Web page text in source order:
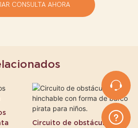
CONSULTA AHORA
Circuito de obstáculos